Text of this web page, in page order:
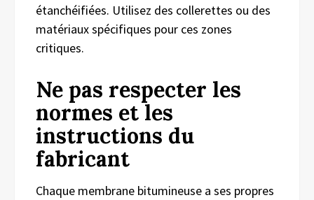
étanchéifiées. Utilisez des collerettes ou des
matériaux spécifiques pour ces zones
critiques.
Ne pas respecter les
normes et les
instructions du
fabricant
Chaque membrane bitumineuse a ses propres